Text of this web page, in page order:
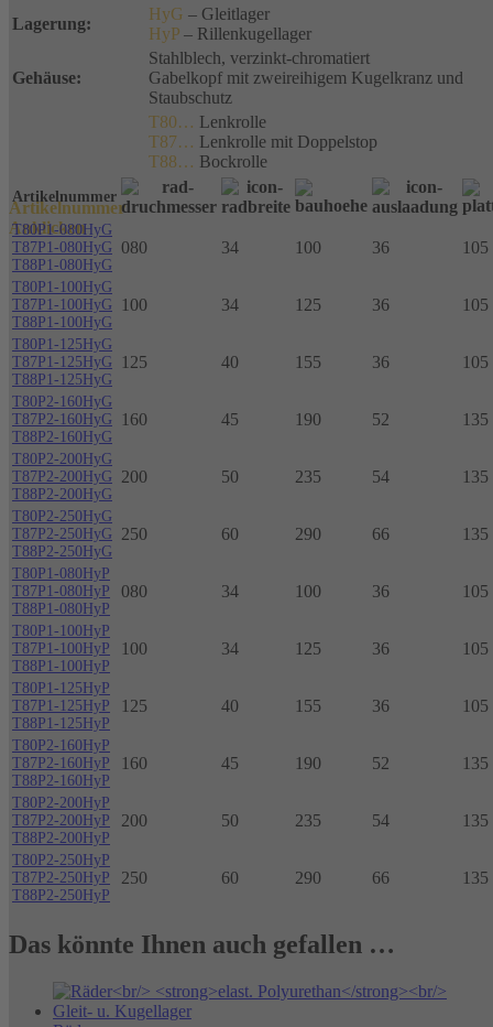
Lagerung:
HyG – Gleitlager
HyP – Rillenkugellager
Gehäuse:
Stahlblech, verzinkt-chromatiert
Gabelkopf mit zweireihigem Kugelkranz und
Staubschutz
T80… Lenkrolle
T87… Lenkrolle mit Doppelstop
T88… Bockrolle
Artikelnummer
Anklicken
Artikelnummer
T80P1-080HyG
T87P1-080HyG
T88P1-080HyG
080 34 100 36
T80P1-100HyG
T87P1-100HyG
T88P1-100HyG
100 34 125 36
T80P1-125HyG
T87P1-125HyG
T88P1-125HyG
125 40 155 36
T80P2-160HyG
T87P2-160HyG
T88P2-160HyG
160 45 190 52
T80P2-200HyG
T87P2-200HyG
T88P2-200HyG
200 50 235 54
T80P2-250HyG
T87P2-250HyG
T88P2-250HyG
250 60 290 66
T80P1-080HyP
T87P1-080HyP
T88P1-080HyP
080 34 100 36
T80P1-100HyP
T87P1-100HyP
T88P1-100HyP
100 34 125 36
T80P1-125HyP
T87P1-125HyP
T88P1-125HyP
125 40 155 36
T80P2-160HyP
T87P2-160HyP
T88P2-160HyP
160 45 190 52
T80P2-200HyP
T87P2-200HyP
T88P2-200HyP
200 50 235 54
T80P2-250HyP
T87P2-250HyP
T88P2-250HyP
250 60 290 66
Das könnte Ihnen auch gefallen …